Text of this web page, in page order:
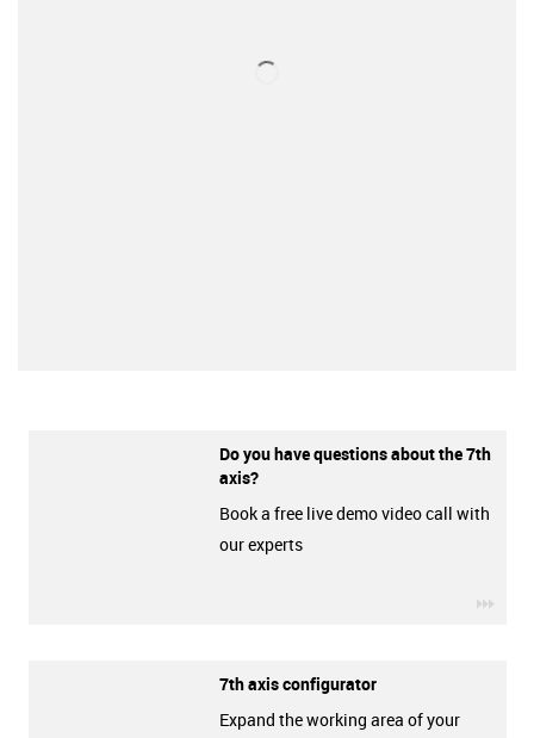
Do you have questions about the 7th
axis?
Book a free live demo video call with
our experts
7th axis configurator
Expand the working area of your